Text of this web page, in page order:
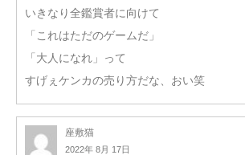
いきなり全鑑賞者に向けて
「これはただのゲームだ」
「大人になれ」って
すげぇケンカの売り方だな、おい笑
座敷猫
2022年 8月 17日